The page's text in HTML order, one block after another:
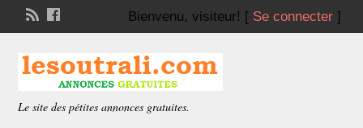
Bienvenu, visiteur! [ Se connecter]
Le site des pétites annonces gratuites.